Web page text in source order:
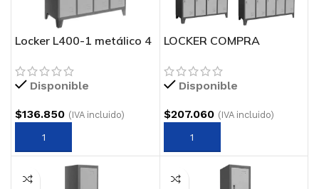
Locker L400-1 metálico 4
Disponible
$136.850 (IVA incluido)
LOCKER COMPRA
Disponible
$207.060 (IVA incluido)